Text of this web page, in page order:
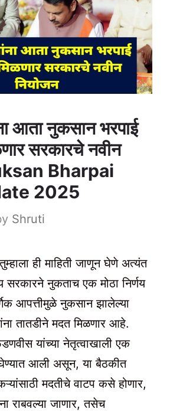
आता नुकसान भरपाई
सरकारचे नवीन
Bharpai
2025
Shruti
ही माहिती जाणून घेणे अत्यंत
सरकारने नुकताच एक मोठा निर्णय
आपत्तीमुळे नुकसान झालेल्या
तातडीने मदत मिळणार आहे.
यांच्या नेतृत्वाखाली एक
आली असून, या बैठकीत
मदतीचे वाटप कसे होणार,
राबवल्या जाणार, तसेच